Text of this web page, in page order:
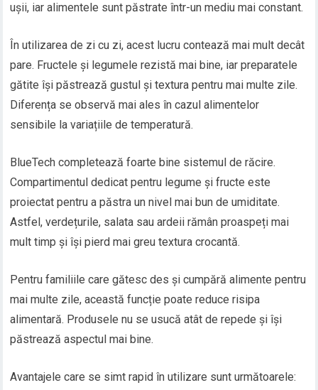
ușii, iar alimentele sunt păstrate într-un mediu mai constant.
În utilizarea de zi cu zi, acest lucru contează mai mult decât
pare. Fructele și legumele rezistă mai bine, iar preparatele
gătite își păstrează gustul și textura pentru mai multe zile.
Diferența se observă mai ales în cazul alimentelor
sensibile la variațiile de temperatură.
BlueTech completează foarte bine sistemul de răcire.
Compartimentul dedicat pentru legume și fructe este
proiectat pentru a păstra un nivel mai bun de umiditate.
Astfel, verdețurile, salata sau ardeii rămân proaspeți mai
mult timp și își pierd mai greu textura crocantă.
Pentru familiile care gătesc des și cumpără alimente pentru
mai multe zile, această funcție poate reduce risipa
alimentară. Produsele nu se usucă atât de repede și își
păstrează aspectul mai bine.
Avantajele care se simt rapid în utilizare sunt următoarele: